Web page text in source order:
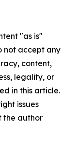
"as is"
not accept any
content,
legality, or
in this article.
issues
the author